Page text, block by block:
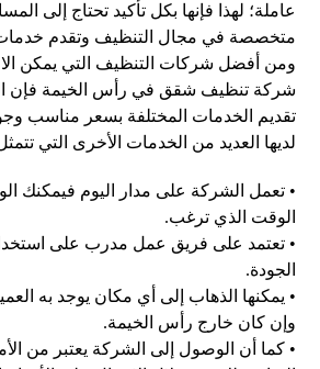
عاملة؛ لهذا فإنها بكل تأكيد تحتاج إلى
متخصصة في مجال التنظيف وتقدم خدمات
ومن أفضل شركات التنظيف التي يمكن
شركة تنظيف شقق في رأس الخيمة فإن
تقديم الخدمات المختلفة بسعر مناسب
لديها العديد من الخدمات الأخرى التي
• تعمل الشركة على مدار اليوم فيمكنك
الوقت الذي ترغب.
• تعتمد على فريق عمل مدرب على
الجودة.
• يمكنها الذهاب إلى أي مكان يوجد به
وإن كان خارج رأس الخيمة.
• كما أن الوصول إلى الشركة يعتبر من